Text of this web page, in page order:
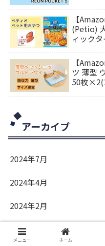
【
(Petio)
ィック
【
ツ 薄型
50枚
アーカイブ
2024年7月
2024年4月
2024年2月
2024年1月
メニュー ホーム